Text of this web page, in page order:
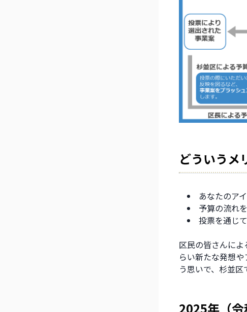
どういうメ
あなたのア
予算の流れ
投票を通じ
区民の皆さんに
らい新たな発想
う思いで、杉並
2025年（